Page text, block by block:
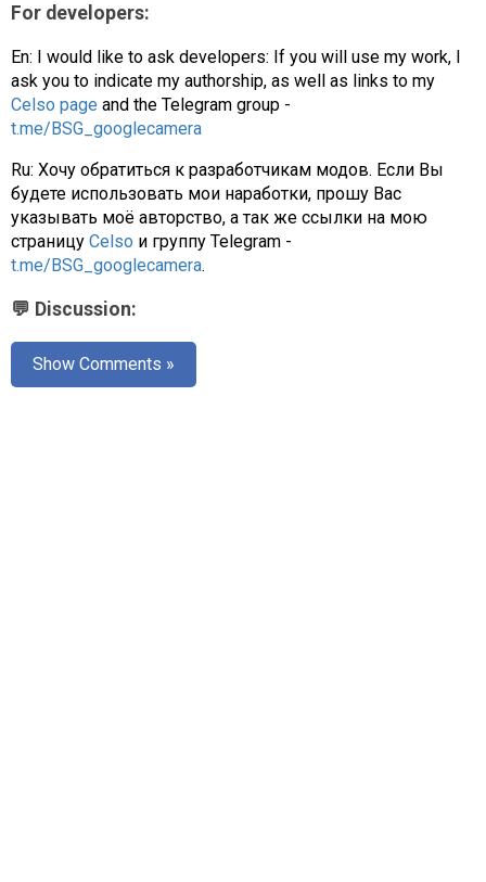
For developers:
En: I would like to ask developers: If you will use my work, I
ask you to indicate my authorship, as well as links to my
Celso page and the Telegram group -
t.me/BSG_googlecamera
Ru: Хочу обратиться к разработчикам модов. Если Вы
будете использовать мои наработки, прошу Вас
указывать моё авторство, а так же ссылки на мою
страницу Celso и группу Telegram -
t.me/BSG_googlecamera.
💬 Discussion:
Show Comments »